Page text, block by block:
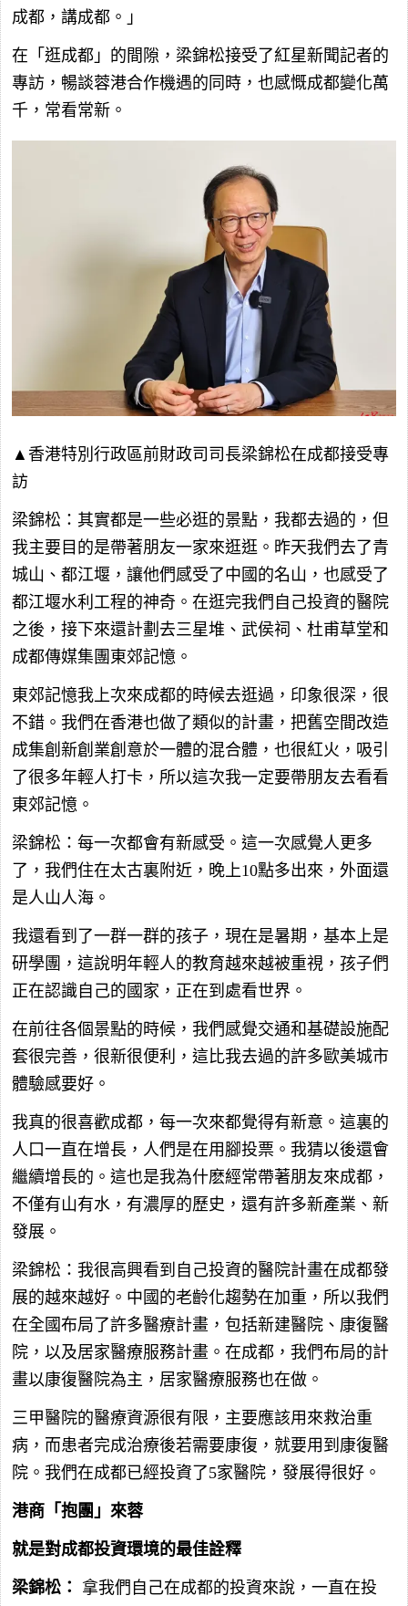
成都，講成都。」
在「逛成都」的間隙，梁錦松接受了紅星新聞記者的
專訪，暢談蓉港合作機遇的同時，也感慨成都變化萬
千，常看常新。
▲香港特別行政區前財政司司長梁錦松在成都接受專
訪
梁錦松：其實都是一些必逛的景點，我都去過的，但
我主要目的是帶著朋友一家來逛逛。昨天我們去了青
城山、都江堰，讓他們感受了中國的名山，也感受了
都江堰水利工程的神奇。在逛完我們自己投資的醫院
之後，接下來還計劃去三星堆、武侯祠、杜甫草堂和
成都傳媒集團東郊記憶。
東郊記憶我上次來成都的時候去逛過，印象很深，很
不錯。我們在香港也做了類似的計畫，把舊空間改造
成集創新創業創意於一體的混合體，也很紅火，吸引
了很多年輕人打卡，所以這次我一定要帶朋友去看看
東郊記憶。
梁錦松：每一次都會有新感受。這一次感覺人更多
了，我們住在太古裏附近，晚上10點多出來，外面還
是人山人海。
我還看到了一群一群的孩子，現在是暑期，基本上是
研學團，這說明年輕人的教育越來越被重視，孩子們
正在認識自己的國家，正在到處看世界。
在前往各個景點的時候，我們感覺交通和基礎設施配
套很完善，很新很便利，這比我去過的許多歐美城市
體驗感要好。
我真的很喜歡成都，每一次來都覺得有新意。這裏的
人口一直在增長，人們是在用腳投票。我猜以後還會
繼續增長的。這也是我為什麽經常帶著朋友來成都，
不僅有山有水，有濃厚的歷史，還有許多新產業、新
發展。
梁錦松：我很高興看到自己投資的醫院計畫在成都發
展的越來越好。中國的老齡化趨勢在加重，所以我們
在全國布局了許多醫療計畫，包括新建醫院、康復醫
院，以及居家醫療服務計畫。在成都，我們布局的計
畫以康復醫院為主，居家醫療服務也在做。
三甲醫院的醫療資源很有限，主要應該用來救治重
病，而患者完成治療後若需要康復，就要用到康復醫
院。我們在成都已經投資了5家醫院，發展得很好。
港商「抱團」來蓉
就是對成都投資環境的最佳詮釋
梁錦松： 拿我們自己在成都的投資來說，一直在投